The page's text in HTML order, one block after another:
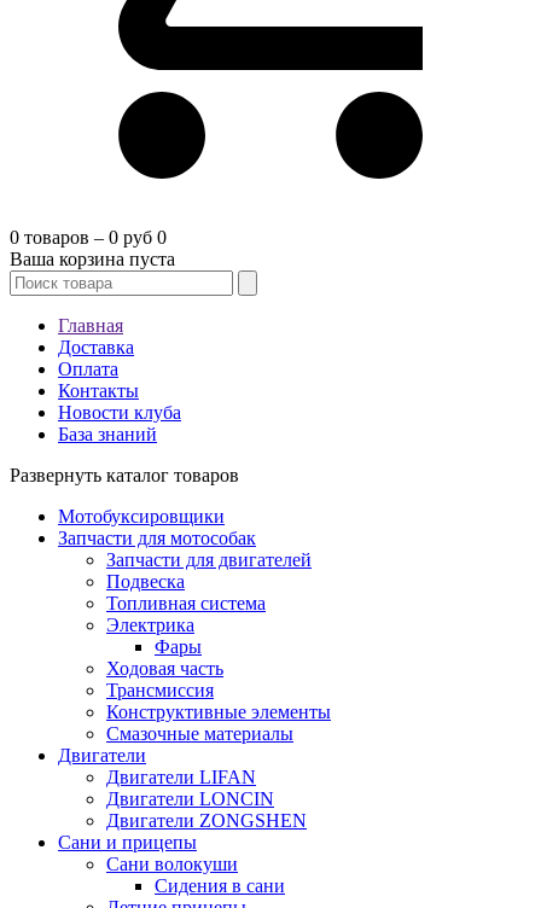
0 товаров – 0 руб 0
Ваша корзина пуста
Главная
Доставка
Оплата
Контакты
Новости клуба
База знаний
Развернуть каталог товаров
Мотобуксировщики
Запчасти для мотособак
Запчасти для двигателей
Подвеска
Топливная система
Электрика
Фары
Ходовая часть
Трансмиссия
Конструктивные элементы
Смазочные материалы
Двигатели
Двигатели LIFAN
Двигатели LONCIN
Двигатели ZONGSHEN
Сани и прицепы
Сани волокуши
Сидения в сани